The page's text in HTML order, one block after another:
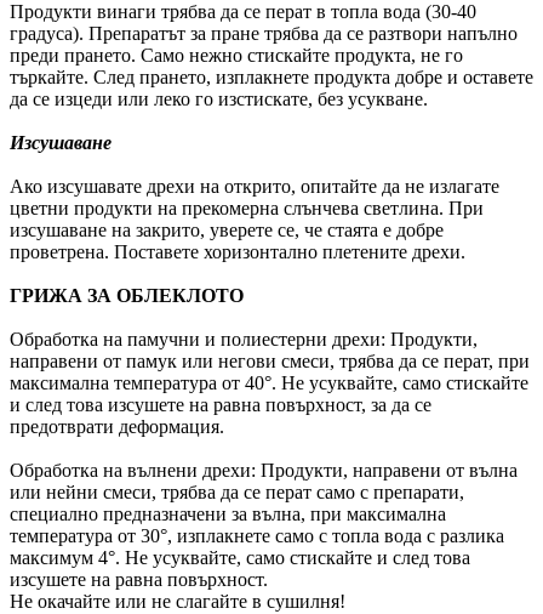
Продукти винаги трябва да се перат в топла вода (30-40
градуса). Препаратът за пране трябва да се разтвори напълно
преди прането. Само нежно стискайте продукта, не го
търкайте. След прането, изплакнете продукта добре и оставете
да се изцеди или леко го изстискате, без усукване.
Изсушаване
Ако изсушавате дрехи на открито, опитайте да не излагате
цветни продукти на прекомерна слънчева светлина. При
изсушаване на закрито, уверете се, че стаята е добре
проветрена. Поставете хоризонтално плетените дрехи.
ГРИЖА ЗА ОБЛЕКЛОТО
Обработка на памучни и полиестерни дрехи: Продукти,
направени от памук или негови смеси, трябва да се перат, при
максимална температура от 40°. Не усуквайте, само стискайте
и след това изсушете на равна повърхност, за да се
предотврати деформация.
Обработка на вълнени дрехи: Продукти, направени от вълна
или нейни смеси, трябва да се перат само с препарати,
специално предназначени за вълна, при максимална
температура от 30°, изплакнете само с топла вода с разлика
максимум 4°. Не усуквайте, само стискайте и след това
изсушете на равна повърхност.
Не окачайте или не слагайте в сушилня!